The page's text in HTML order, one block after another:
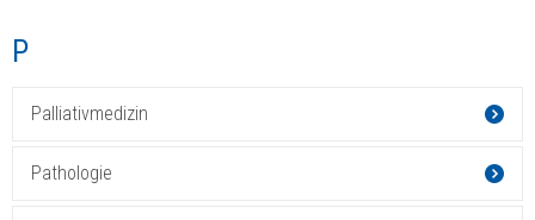
P
Palliativmedizin
Pathologie